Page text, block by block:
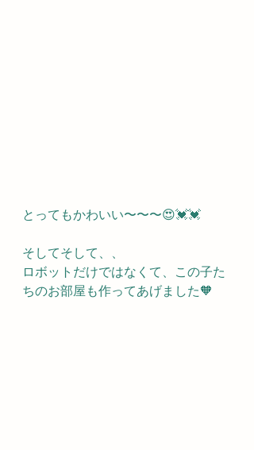
とってもかわいい〜〜〜😍💓💓
そしてそして、、
ロボットだけではなくて、この子た
ちのお部屋も作ってあげました🧡